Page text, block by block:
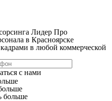
Лидер Про
в Красноярске
в любой коммерческой
с нами
больше